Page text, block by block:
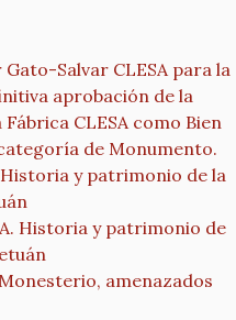
Salvar CLESA para la
aprobación de la
CLESA como Bien
de Monumento.
Historia y patrimonio de la
Historia y patrimonio de
amenazados